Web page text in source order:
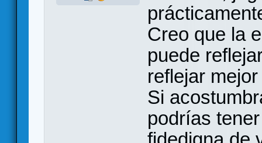
Creo que la
puede
reflejar
Si
podrías